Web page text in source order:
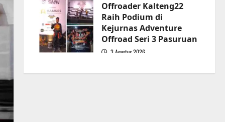
Offroader Kalteng22
Raih Podium di
Kejurnas Adventure
Offroad Seri 3 Pasuruan
3 Agustus 2026